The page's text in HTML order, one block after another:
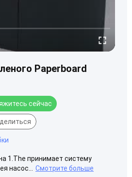
Paperboard
сейчас
1.The принимает систему
насос...
Смотрите больше